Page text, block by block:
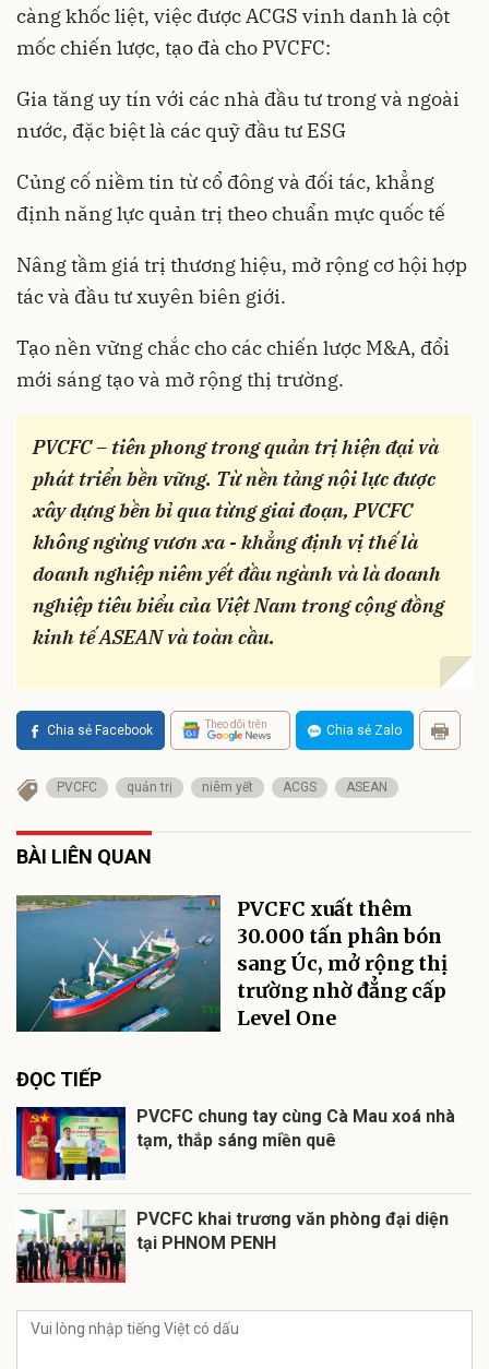
càng khốc liệt, việc được ACGS vinh danh là cột
mốc chiến lược, tạo đà cho PVCFC:
Gia tăng uy tín với các nhà đầu tư trong và ngoài
nước, đặc biệt là các quỹ đầu tư ESG
Củng cố niềm tin từ cổ đông và đối tác, khẳng
định năng lực quản trị theo chuẩn mực quốc tế
Nâng tầm giá trị thương hiệu, mở rộng cơ hội hợp
tác và đầu tư xuyên biên giới.
Tạo nền vững chắc cho các chiến lược M&A, đổi
mới sáng tạo và mở rộng thị trường.
PVCFC – tiên phong trong quản trị hiện đại và
phát triển bền vững. Từ nền tảng nội lực được
xây dựng bền bỉ qua từng giai đoạn, PVCFC
không ngừng vươn xa - khẳng định vị thế là
doanh nghiệp niêm yết đầu ngành và là doanh
nghiệp tiêu biểu của Việt Nam trong cộng đồng
kinh tế ASEAN và toàn cầu.
Chia sẻ Facebook Theo dõi trên Chia sẻ Zalo
PVCFC quản trị niêm yết ACGS ASEAN
BÀI LIÊN QUAN
PVCFC xuất thêm
30.000 tấn phân bón
sang Úc, mở rộng thị
trường nhờ đẳng cấp
Level One
ĐỌC TIẾP
PVCFC chung tay cùng Cà Mau xoá nhà
tạm, thắp sáng miền quê
PVCFC khai trương văn phòng đại diện
tại PHNOM PENH